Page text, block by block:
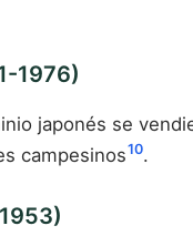
1976)
japonés se
campesinos10.